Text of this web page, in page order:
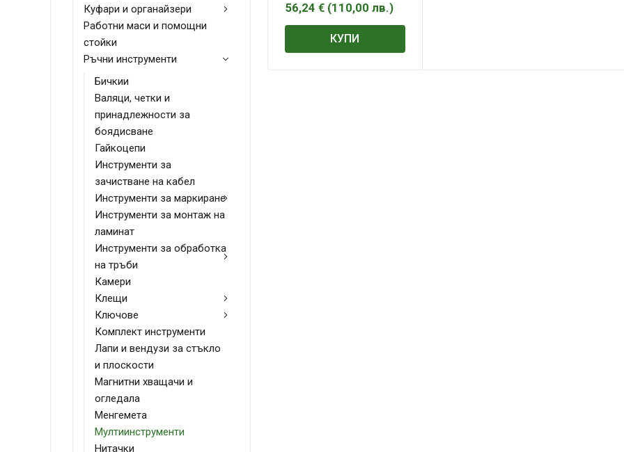
Куфари и органайзери
Работни маси и помощни
стойки
Ръчни инструменти
Бичкии
Валяци, четки и
принадлежности за
боядисване
Гайкоцепи
Инструменти за
зачистване на кабел
Инструменти за маркиране
Инструменти за монтаж на
ламинат
Инструменти за обработка
на тръби
Камери
Клещи
Ключове
Комплект инструменти
Лапи и вендузи за стъкло
и плоскости
Магнитни хващачи и
огледала
Менгемета
Мултиинструменти
Нитачки
56,24 € (110,00 лв.)
КУПИ